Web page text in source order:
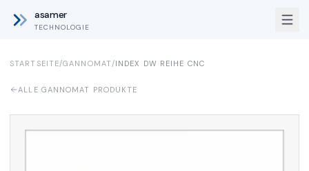
asamer
TECHNOLOGIE
STARTSEITE/GANNOMAT/INDEX DW REIHE CNC
ALLE GANNOMAT PRODUKTE